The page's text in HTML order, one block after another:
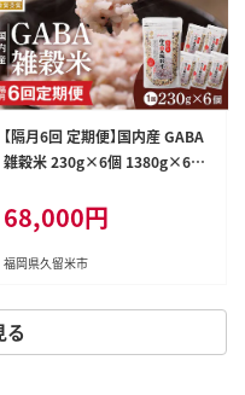
る
【隔月6回 定期便】国内産 GABA
雑穀米 230g×6個 1380g×6回
68,000円
福岡県久留米市